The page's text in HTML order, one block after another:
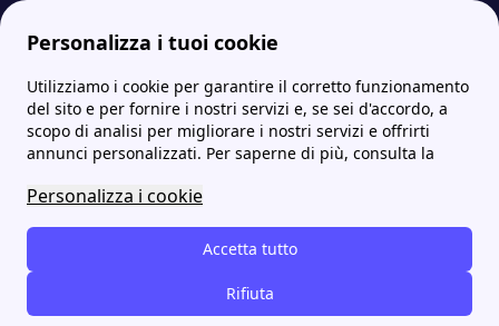
Personalizza i tuoi cookie
Utilizziamo i cookie per garantire il corretto funzionamento
del sito e per fornire i nostri servizi e, se sei d'accordo, a
scopo di analisi per migliorare i nostri servizi e offrirti
annunci personalizzati. Per saperne di più, consulta la
Personalizza i cookie
Accetta tutto
Rifiuta
Internet Casa Iliad: tutti i dettagli su copertura, contatti e come attivare le offerte Iliad Tutti i contatti e area personale Iliad
Tutti i contatti e area
personale Iliad
Come contattare Iliad? Per mettersi in contatto
con un operatore per il servizio di assistenza
clienti Iliad basta chiamare il numero verde